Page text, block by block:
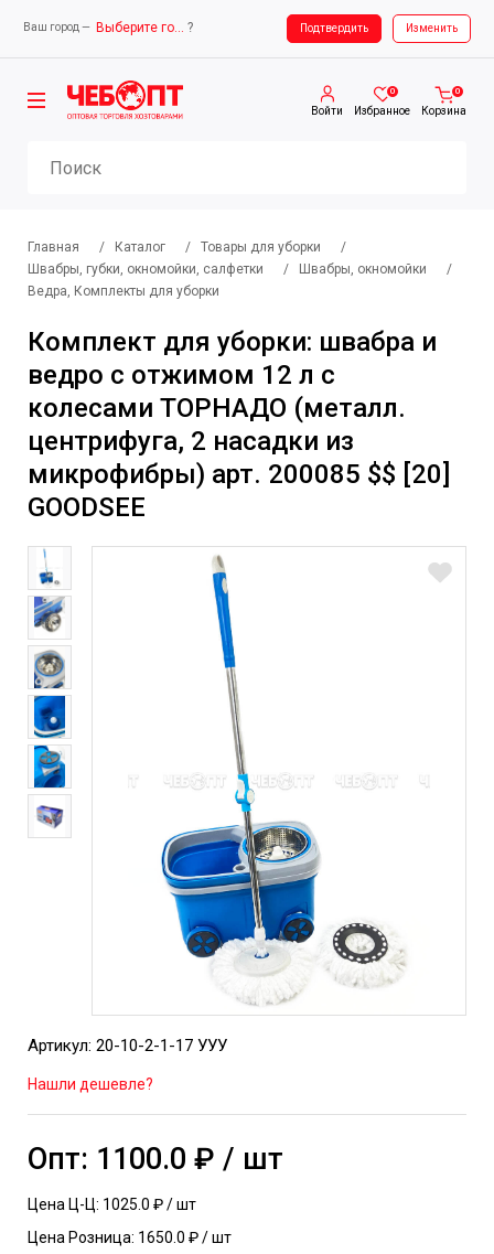
Ваш город — Выберите город ? Подтвердить Изменить
Ваш город — Выберите город
Войти
0
Избранное
0
Корзина
Главная / Каталог / Товары для уборки
/
Швабры, губки, окномойки, салфетки
/ Швабры, окномойки
/
Ведра, Комплекты для уборки
Комплект для уборки: швабра и
ведро с отжимом 12 л с
колесами ТОРНАДО (металл.
центрифуга, 2 насадки из
микрофибры) арт. 200085 $$ [20]
GOODSEE
Артикул: 20-10-2-1-17 УУУ
Нашли дешевле?
Опт: 1100.0 ₽ / шт
Цена Ц-Ц: 1025.0 ₽ / шт
Цена Розница: 1650.0 ₽ / шт